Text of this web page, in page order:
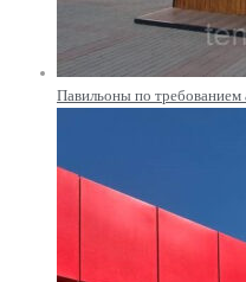
Павильоны по требованием